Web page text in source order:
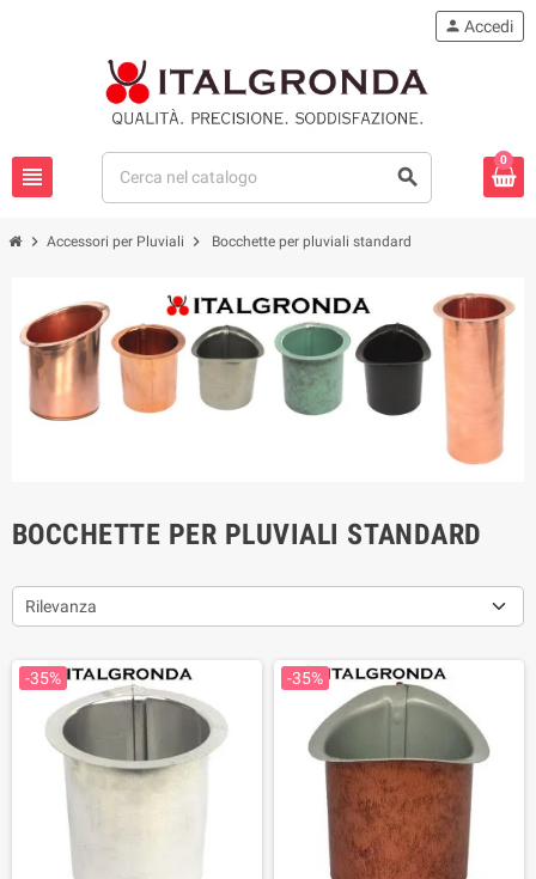
view_headline search
person Accedi
0
chevron_right Accessori per Pluviali chevron_right Bocchette per pluviali standard
BOCCHETTE PER PLUVIALI STANDARD
Rilevanza
-35% -35%